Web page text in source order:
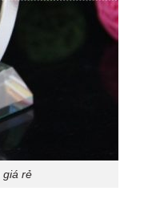
giá rẻ